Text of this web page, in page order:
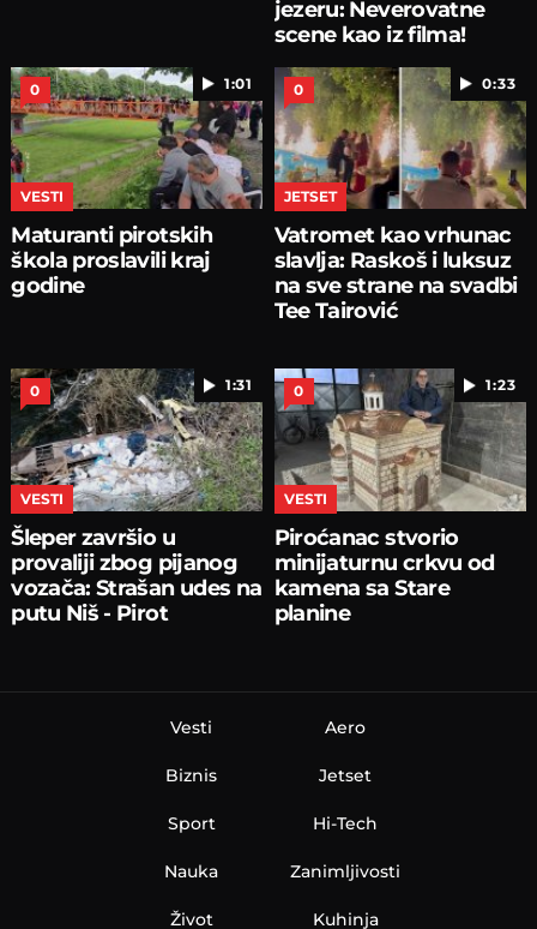
jezeru: Neverovatne
scene kao iz filma!
1:01
0
VESTI
Maturanti pirotskih
škola proslavili kraj
godine
0:33
0
JETSET
Vatromet kao vrhunac
slavlja: Raskoš i luksuz
na sve strane na svadbi
Tee Tairović
1:31
0
VESTI
Šleper završio u
provaliji zbog pijanog
vozača: Strašan udes na
putu Niš - Pirot
1:23
0
VESTI
Piroćanac stvorio
minijaturnu crkvu od
kamena sa Stare
planine
Vesti
Biznis
Sport
Nauka
Aero
Jetset
Hi-Tech
Zanimljivosti
Život Kuhinja